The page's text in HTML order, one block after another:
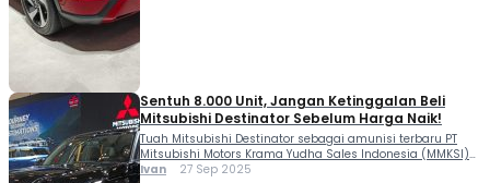
Sentuh 8.000 Unit, Jangan Ketinggalan Beli
Mitsubishi Destinator Sebelum Harga Naik!
Tuah Mitsubishi Destinator sebagai amunisi terbaru PT
Mitsubishi Motors Krama Yudha Sales Indonesia (MMKSI)
di segmen SUV 7-seater terbukti positif. Catatan
Ivan 27 Sep 2025